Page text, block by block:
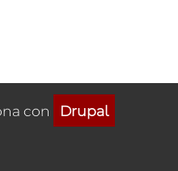
con Drupal